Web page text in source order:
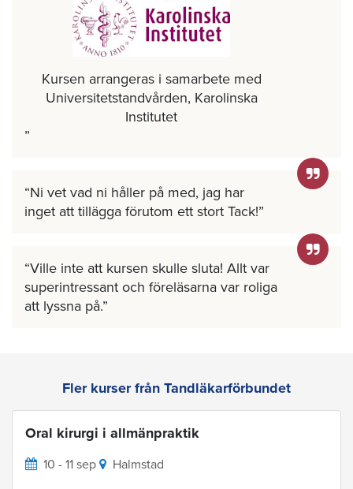
Kursen arrangeras i samarbete med
Universitetstandvården, Karolinska
Institutet
Ni vet vad ni håller på med, jag har
inget att tillägga förutom ett stort Tack!
Ville inte att kursen skulle sluta! Allt var
superintressant och föreläsarna var roliga
att lyssna på.
Fler kurser från Tandläkarförbundet
Oral kirurgi i allmänpraktik
10 - 11 sep Halmstad